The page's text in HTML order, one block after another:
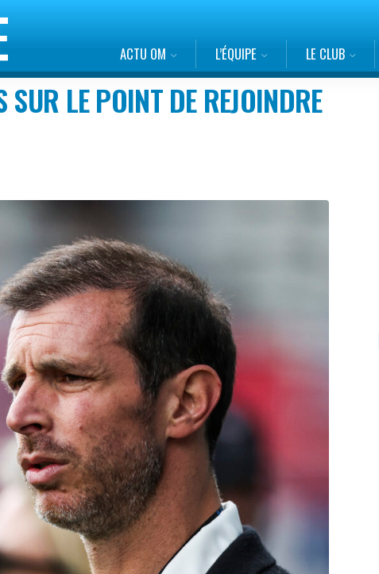
ACTU OM L’ÉQUIPE LE CLUB
LE POINT DE REJOINDRE